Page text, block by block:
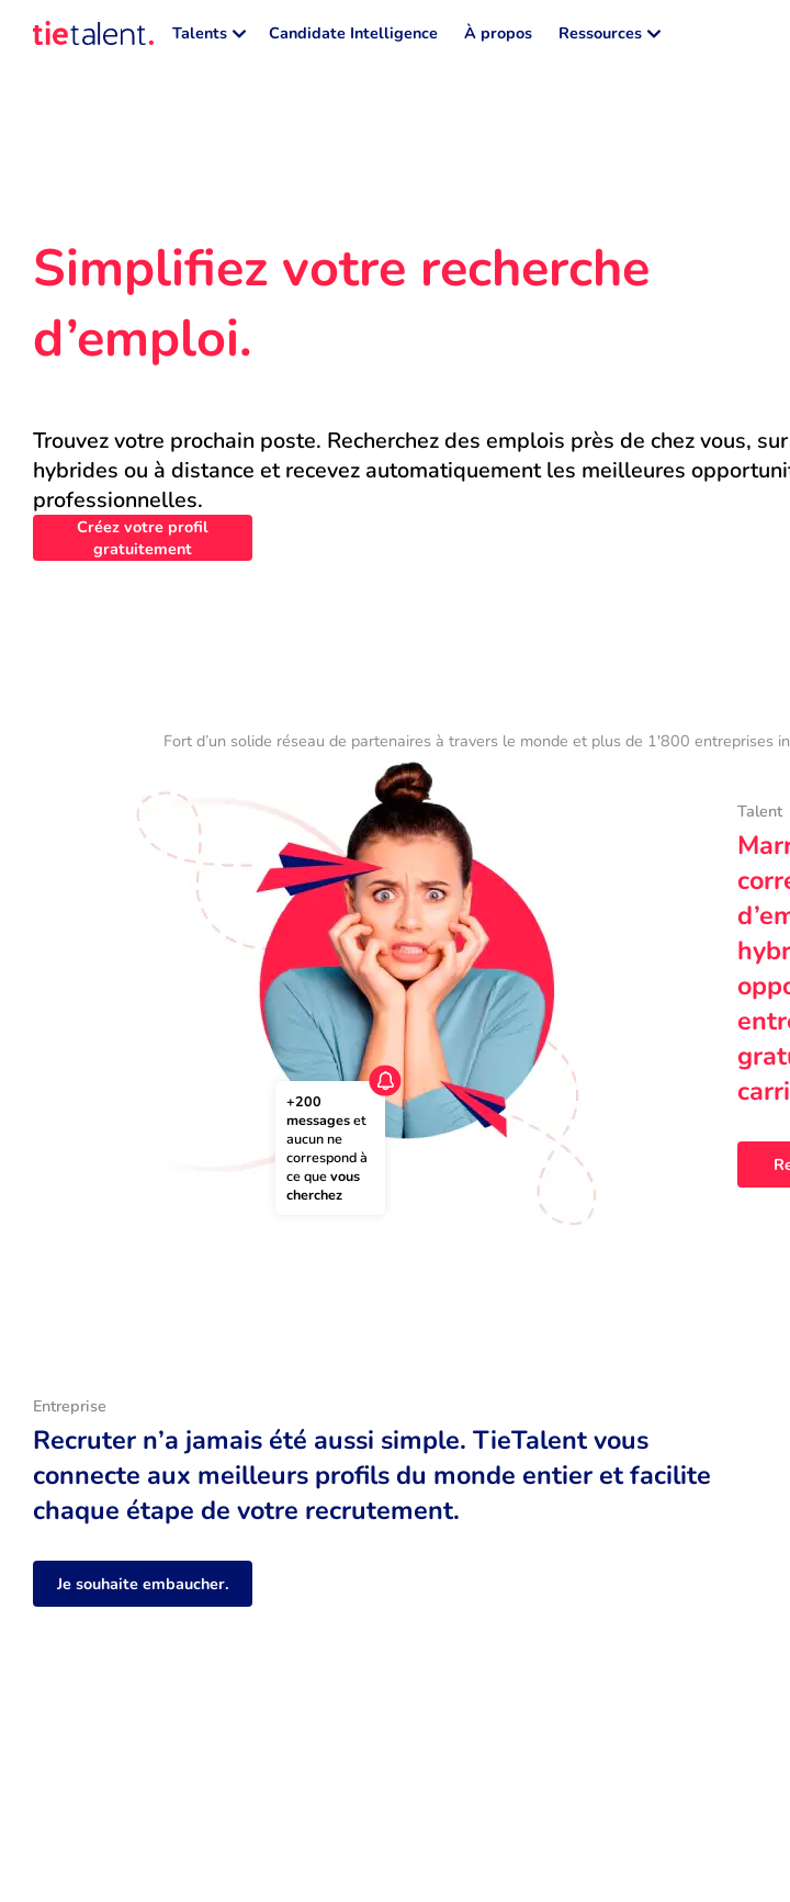
Talents Candidate Intelligence À propos Ressources
Simplifiez votre recherche
d’emploi.
Trouvez votre prochain poste. Recherchez des emplois près de chez vous,
hybrides ou à distance et recevez automatiquement les meilleures
professionnelles.
Créez votre profil
gratuitement
Fort d’un solide réseau de partenaires à travers le monde et plus de 1'800 entreprises
+200
messages et
aucun ne
correspond à
ce que vous
cherchez
Talent
Entreprise
Recruter n’a jamais été aussi simple. TieTalent vous
connecte aux meilleurs profils du monde entier et facilite
chaque étape de votre recrutement.
Je souhaite embaucher.